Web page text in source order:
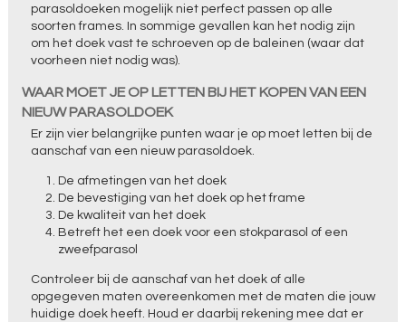
parasoldoeken mogelijk niet perfect passen op alle
soorten frames. In sommige gevallen kan het nodig zijn
om het doek vast te schroeven op de baleinen (waar dat
voorheen niet nodig was).
WAAR MOET JE OP LETTEN BIJ HET KOPEN VAN EEN
NIEUW PARASOLDOEK
Er zijn vier belangrijke punten waar je op moet letten bij de
aanschaf van een nieuw parasoldoek.
De afmetingen van het doek
De bevestiging van het doek op het frame
De kwaliteit van het doek
Betreft het een doek voor een stokparasol of een
zweefparasol
Controleer bij de aanschaf van het doek of alle
opgegeven maten overeenkomen met de maten die jouw
huidige doek heeft. Houd er daarbij rekening mee dat er